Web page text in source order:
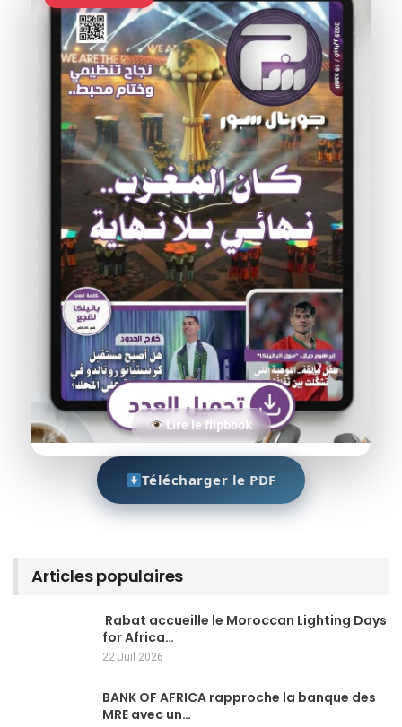
Lire le flipbook
Télécharger le PDF
Articles populaires
Rabat accueille le Moroccan Lighting Days
for Africa…
22 Juil 2026
BANK OF AFRICA rapproche la banque des
MRE avec un…